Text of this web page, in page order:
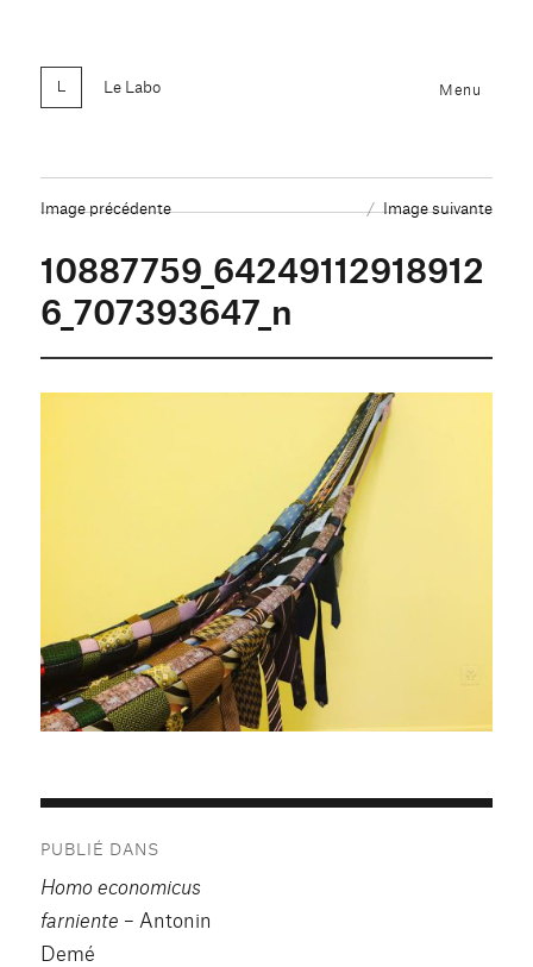
Le Labo Menu
Image précédente Image suivante
10887759_64249112918912
6_707393647_n
de
l’article
PUBLIÉ DANS
Homo economicus
farniente – Antonin
Demé